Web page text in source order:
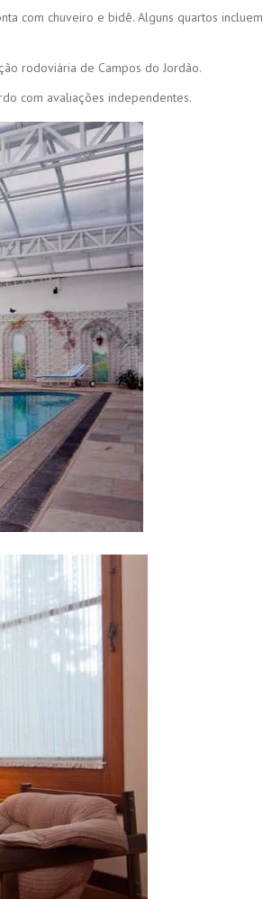
com chuveiro e bidê. Alguns quartos incluem
rodoviária de Campos do Jordão.
com avaliações independentes.